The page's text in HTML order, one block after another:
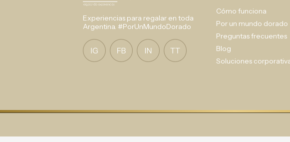
Experiencias para regalar en toda
Argentina. #PorUnMundoDorado
Cómo funciona
Por un mundo dorado
Preguntas frecuentes
Blog
Soluciones